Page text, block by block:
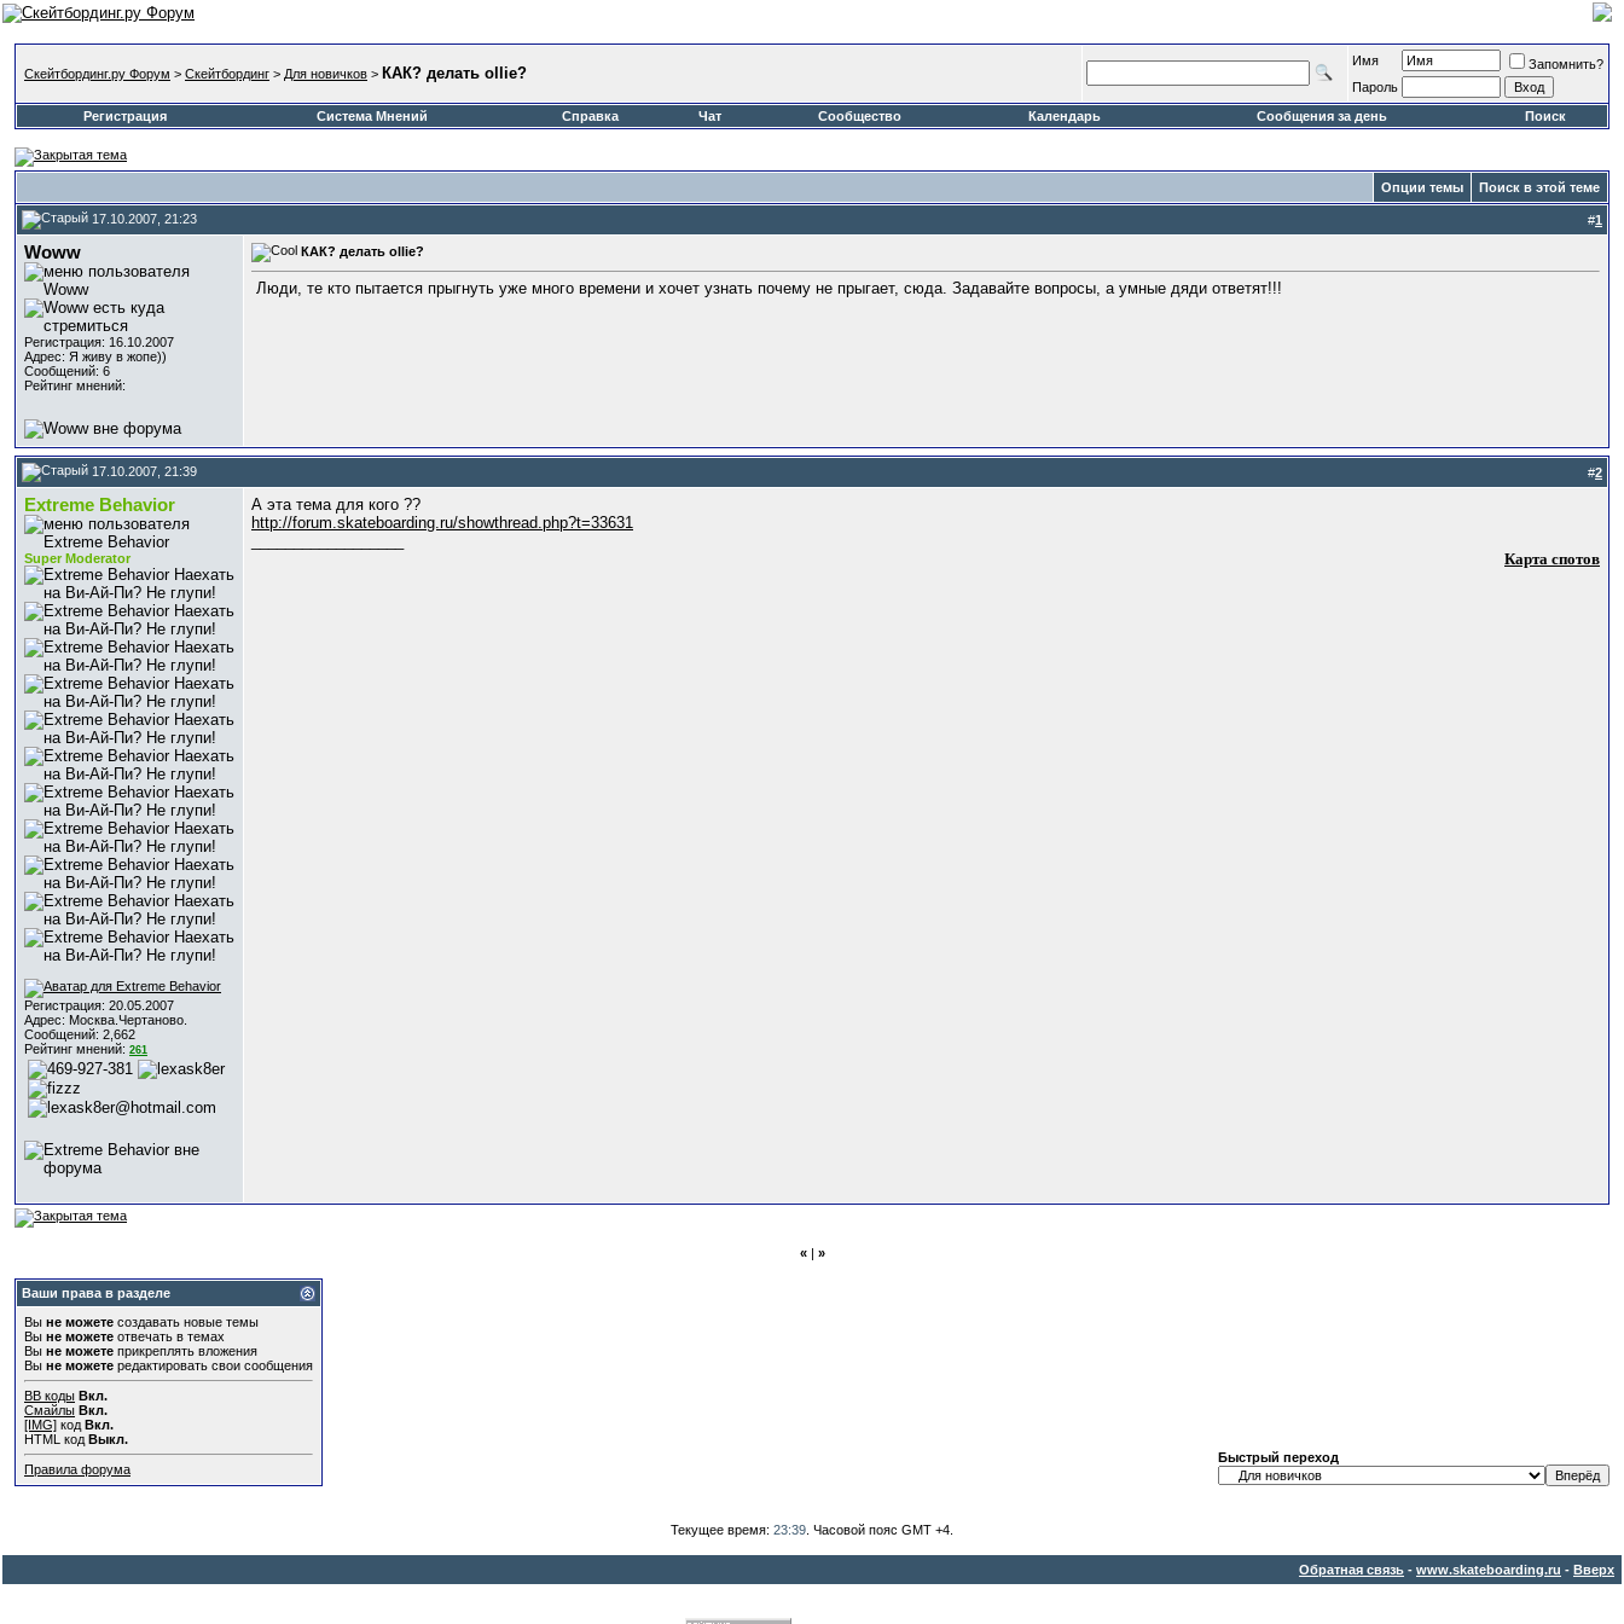
Скейтбординг.ру Форум > Скейтбординг > Для новичков > КАК? делать ollie?
Имя
Запомнить?
Пароль
Регистрация
Система Мнений Справка Чат Сообщество Календарь Сообщения за день Поиск
Опции темы Поиск в этой теме
17.10.2007, 21:23 #1
Woww
Регистрация: 16.10.2007
Адрес: Я живу в жопе))
Сообщений: 6
Рейтинг мнений:
КАК? делать ollie?
Люди, те кто пытается прыгнуть уже много времени и хочет узнать почему не прыгает, сюда. Задавайте вопросы, а умные дяди ответят!!!
17.10.2007, 21:39 #2
Extreme Behavior
Super Moderator
Регистрация: 20.05.2007
Адрес: Москва.Чертаново.
Сообщений: 2,662
Рейтинг мнений: 261
А эта тема для кого ??
http://forum.skateboarding.ru/showthread.php?t=33631
Карта спотов
« | »
Ваши права в разделе
Вы не можете создавать новые темы
Вы не можете отвечать в темах
Вы не можете прикреплять вложения
Вы не можете редактировать свои сообщения
BB коды Вкл.
Смайлы Вкл.
[IMG] код Вкл.
HTML код Выкл.
Правила форума
Быстрый переход
Текущее время: 23:39 . Часовой пояс GMT +4.
Обратная связь - www.skateboarding.ru - Вверх